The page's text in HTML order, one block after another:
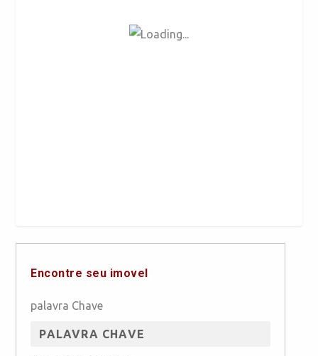
Encontre seu imovel
palavra Chave